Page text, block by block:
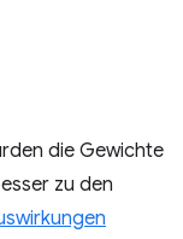
die Gewichte
zu den